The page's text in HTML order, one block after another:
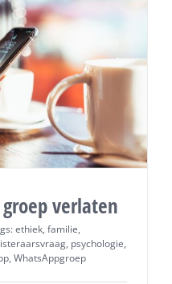
verlaten
ethiek, familie,
, psychologie,
, WhatsAppgroep